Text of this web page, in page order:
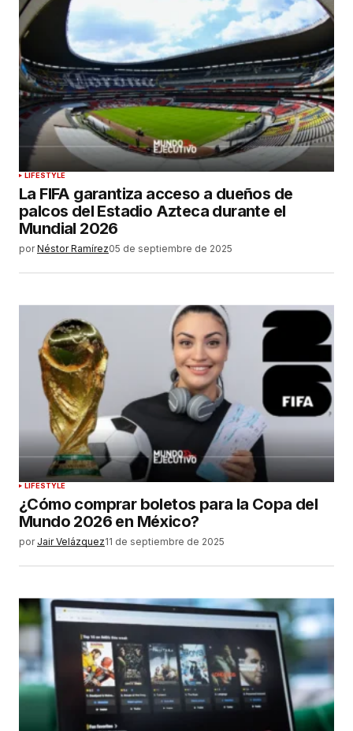
LIFESTYLE
La FIFA garantiza acceso a dueños de
palcos del Estadio Azteca durante el
Mundial 2026
por Néstor Ramírez05 de septiembre de 2025
LIFESTYLE
¿Cómo comprar boletos para la Copa del
Mundo 2026 en México?
por Jair Velázquez11 de septiembre de 2025